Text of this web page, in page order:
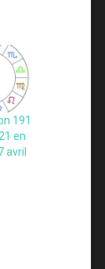
191
en
avril